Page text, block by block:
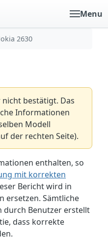
Menu
2630
bestätigt. Das
Informationen
Modell
der rechten Seite).
enthalten, so
mit korrekten
Bericht wird in
ersetzen. Sämtliche
durch Benutzer erstellt
dass korrekte